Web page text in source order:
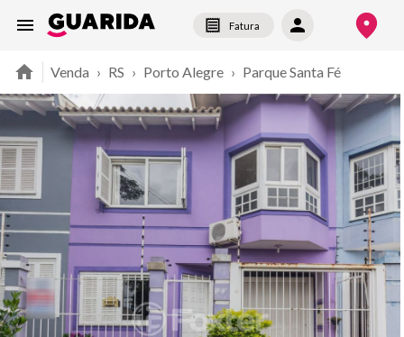
Fatura
Venda › RS › Porto Alegre › Parque Santa Fé